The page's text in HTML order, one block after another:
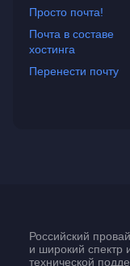
Просто почта!
Почта в составе
хостинга
Перенести почту
Российский
и широкий спектр
технической